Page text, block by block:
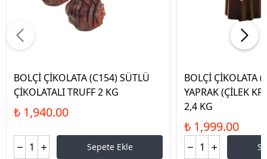
BOLÇİ ÇİKOLATA (C154) SÜTLÜ
ÇİKOLATALI TRUFF 2 KG
₺ 1,940.00
Sepete Ekle
BOLÇİ ÇİKOLATA
YAPRAK (ÇİLEK
2,4 KG
₺ 1,999.00